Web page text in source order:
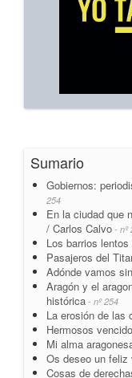
Sumario
Gobiernos:
254
En la ciudad que
/ Carlos Calvo - nº
Los barrios
Pasajeros del
Adónde vamos
Aragón y el
histórica - nº 254
La erosión de las
Hermosos
Mi alma
Os deseo un feliz
Cosas de